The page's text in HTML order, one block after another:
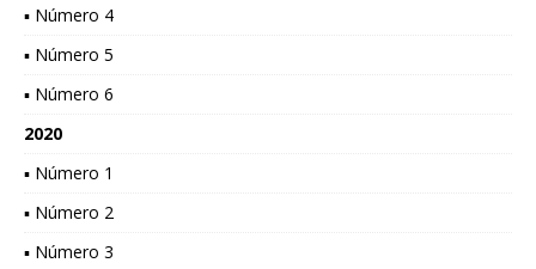
▪ Número 4
▪ Número 5
▪ Número 6
2020
▪ Número 1
▪ Número 2
▪ Número 3